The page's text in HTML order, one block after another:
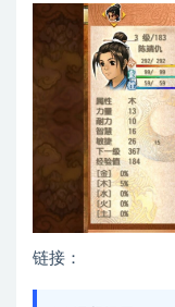
链接：